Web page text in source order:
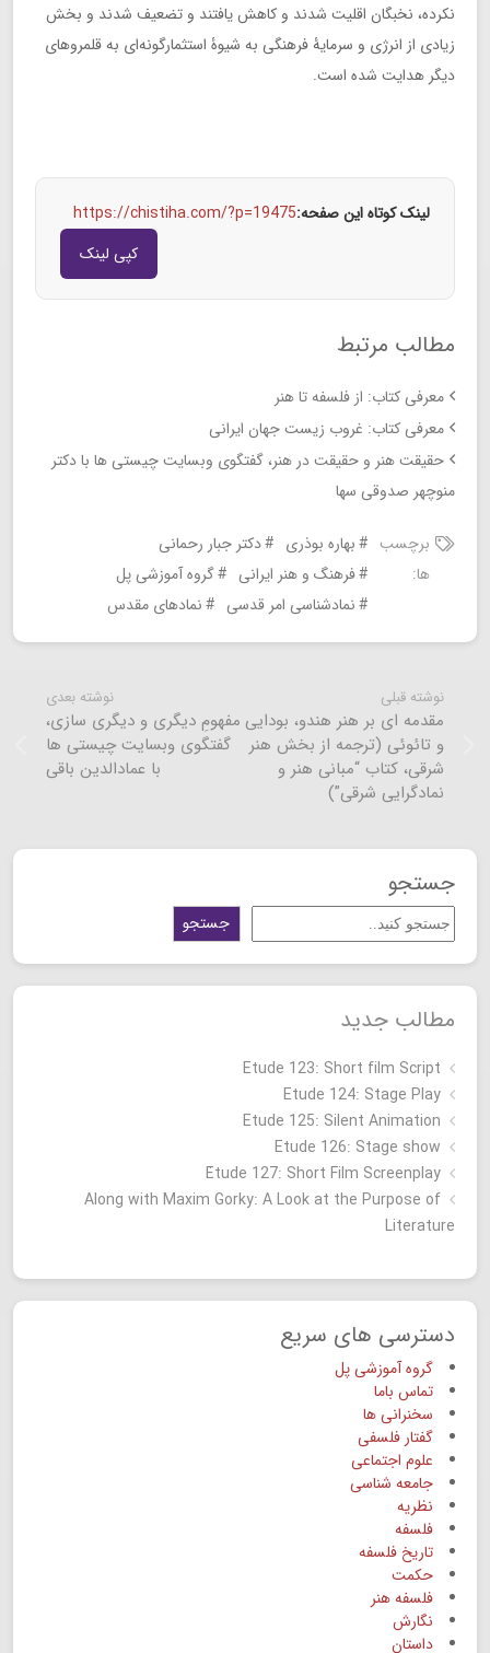
نکرده، نخبگان اقلیت شدند و کاهش یافتند و تضعیف شدند و بخش
زیادی از انرژی و سرمایۀ فرهنگی به شیوۀ استثمارگونه‌ای به قلمروهای
دیگر هدایت شده است.
لینک کوتاه این صفحه:https://chistiha.com/?p=19475
کپی لینک
مطالب مرتبط
معرفی کتاب: از فلسفه تا هنر
معرفی کتاب: غروب زیست جهان ایرانی
حقیقت هنر و حقیقت در هنر، گفتگوی وبسایت چیستی ها با دکتر
منوچهر صدوقی سها
برچسب
ها:
بهاره بوذری
دکتر جبار رحمانی
فرهنگ و هنر ایرانی
گروه آموزشی پل
نمادشناسی امر قدسی
نمادهای مقدس
نوشته قبلی
مقدمه ای بر هنر هندو، بودایی
و تائوئی (ترجمه از بخش هنر
شرقی، کتاب “مبانی هنر و
نمادگرایی شرقی”)
نوشته بعدی
مفهومِ دیگری و دیگری سازی،
گفتگوی وبسایت چیستی ها
با عمادالدین باقی
جستجو
جستجو
مطالب جدید
Etude 123: Short film Script
Etude 124: Stage Play
Etude 125: Silent Animation
Etude 126: Stage show
Étude 127: Short Film Screenplay
Along with Maxim Gorky: A Look at the Purpose of
Literature
دسترسی های سریع
گروه آموزشی پل
تماس باما
سخنرانی ها
گفتار فلسفی
علوم اجتماعی
جامعه شناسی
نظریه
فلسفه
تاریخ فلسفه
حکمت
فلسفه هنر
نگارش
داستان